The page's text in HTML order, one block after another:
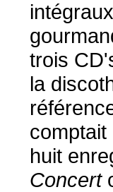
trois
la
huit
Concert